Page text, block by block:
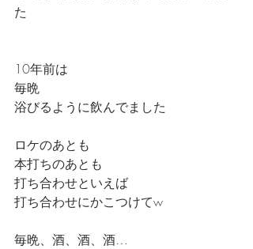
た
10年前は
毎晩
浴びるように飲んでました
ロケのあとも
本打ちのあとも
打ち合わせといえば
打ち合わせにかこつけてw
毎晩、酒、酒、酒…